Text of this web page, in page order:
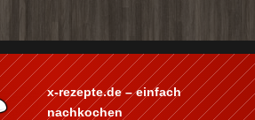
x-rezepte.de – einfach
nachkochen